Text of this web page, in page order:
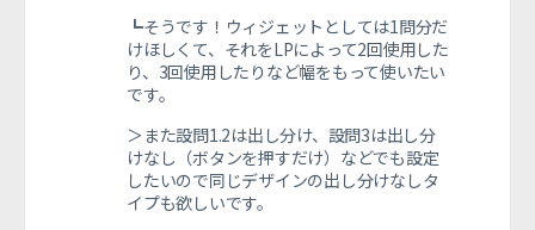
┗そうです！ウィジェットとしては1問分だ
けほしくて、それをLPによって2回使用した
り、3回使用したりなど幅をもって使いたい
です。
＞また設問1.2は出し分け、設問3は出し分
けなし（ボタンを押すだけ）などでも設定
したいので同じデザインの出し分けなしタ
イプも欲しいです。